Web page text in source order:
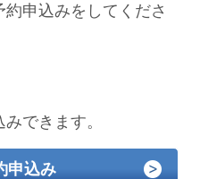
約申込みをしてくださ
できます。
申込み